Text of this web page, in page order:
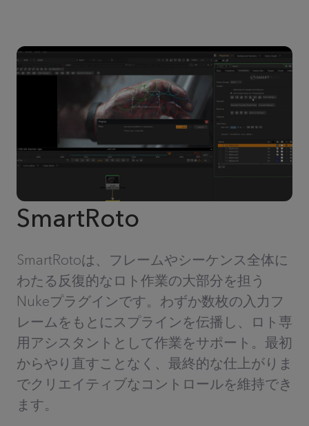
SmartRoto
SmartRotoは、フレームやシーケンス全体に
わたる反復的なロト作業の大部分を担う
Nukeプラグインです。わずか数枚の入力フ
レームをもとにスプラインを伝播し、ロト専
用アシスタントとして作業をサポート。最初
からやり直すことなく、最終的な仕上がりま
でクリエイティブなコントロールを維持でき
ます。